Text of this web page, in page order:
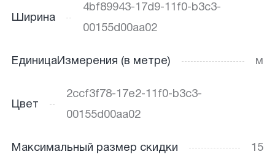
Ширина
4bf89943-17d9-11f0-b3c3-
00155d00aa02
ЕдиницаИзмерения (в метре) м
Цвет
2ccf3f78-17e2-11f0-b3c3-
00155d00aa02
Максимальный размер скидки 15